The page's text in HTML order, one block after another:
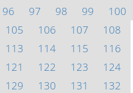
96 97 98 99
100
105 106 107
108
113 114 115
116
121 122 123
124
129 130 131
132